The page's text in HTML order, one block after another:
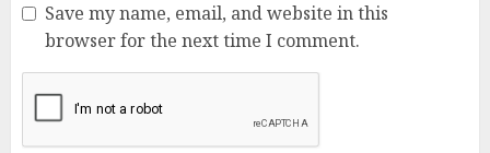
Save my name, email, and website in this
browser for the next time I comment.